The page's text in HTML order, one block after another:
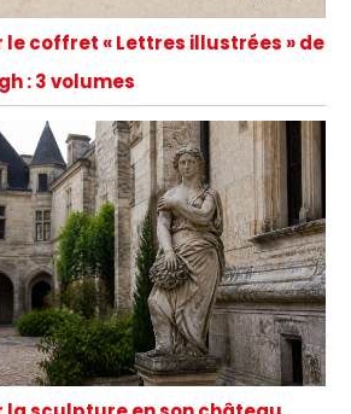
le coffret « Lettres illustrées » de
: 3 volumes